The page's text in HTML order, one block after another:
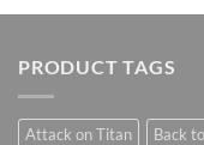
PRODUCT TAGS
Attack on Titan Back